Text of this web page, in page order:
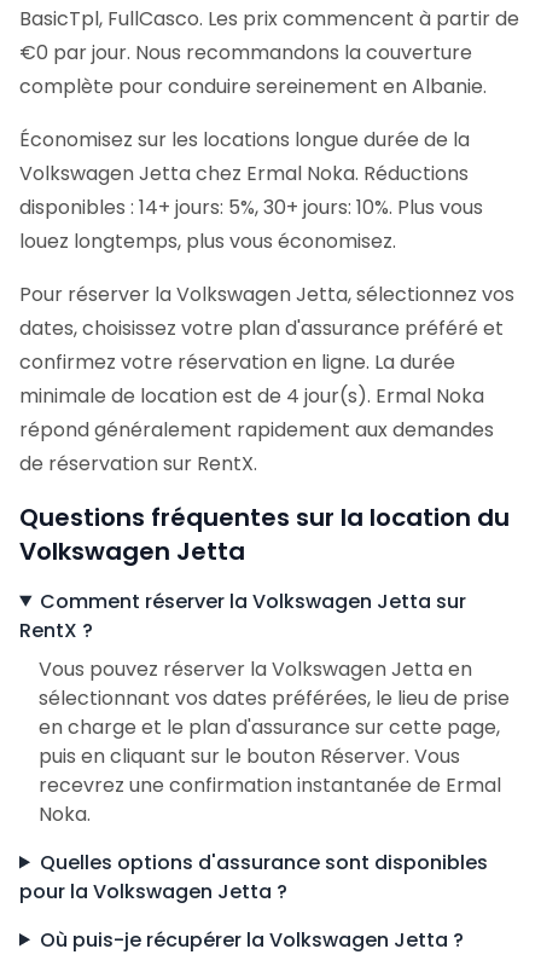
BasicTpl, FullCasco. Les prix commencent à partir de
€0 par jour. Nous recommandons la couverture
complète pour conduire sereinement en Albanie.
Économisez sur les locations longue durée de la
Volkswagen Jetta chez Ermal Noka. Réductions
disponibles : 14+ jours: 5%, 30+ jours: 10%. Plus vous
louez longtemps, plus vous économisez.
Pour réserver la Volkswagen Jetta, sélectionnez vos
dates, choisissez votre plan d'assurance préféré et
confirmez votre réservation en ligne. La durée
minimale de location est de 4 jour(s). Ermal Noka
répond généralement rapidement aux demandes
de réservation sur RentX.
Questions fréquentes sur la location du
Volkswagen Jetta
Comment réserver la Volkswagen Jetta sur
RentX ?
Vous pouvez réserver la Volkswagen Jetta en
sélectionnant vos dates préférées, le lieu de prise
en charge et le plan d'assurance sur cette page,
puis en cliquant sur le bouton Réserver. Vous
recevrez une confirmation instantanée de Ermal
Noka.
Quelles options d'assurance sont disponibles
pour la Volkswagen Jetta ?
Où puis-je récupérer la Volkswagen Jetta ?